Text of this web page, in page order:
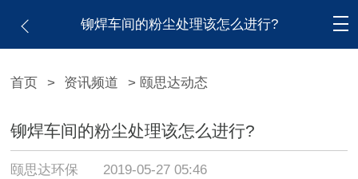
铆焊车间的粉尘处理该怎么进行?
首页 > 资讯频道 > 颐思达动态
铆焊车间的粉尘处理该怎么进行?
颐思达环保 2019-05-27 05:46